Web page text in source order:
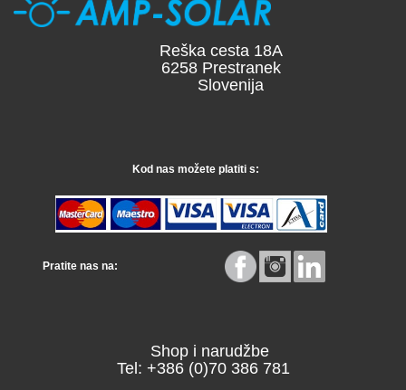
Reška cesta 18A
6258 Prestranek
Slovenija
Kod nas možete platiti s:
Pratite nas na:
Shop i narudžbe
Tel: +386 (0)70 386 781